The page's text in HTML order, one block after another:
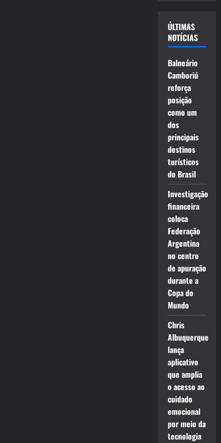
ÚLTIMAS
NOTÍCIAS
Balneário
Camboriú
reforça
posição
como um
dos
principais
destinos
turísticos
do Brasil
Investigação
financeira
coloca
Federação
Argentina
no centro
de apuração
durante a
Copa do
Mundo
Chris
Albuquerque
lança
aplicativo
que amplia
o acesso ao
cuidado
emocional
por meio da
tecnologia